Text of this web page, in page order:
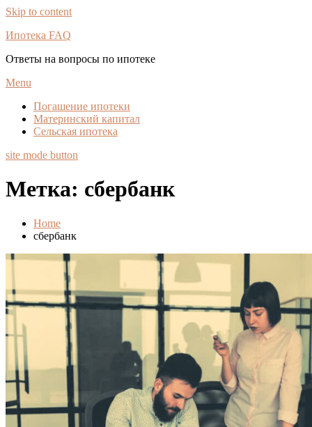
Skip to content
Ипотека FAQ
Ответы на вопросы по ипотеке
Menu
Погашение ипотеки
Материнский капитал
Сельская ипотека
site mode button
Метка: сбербанк
Home
сбербанк